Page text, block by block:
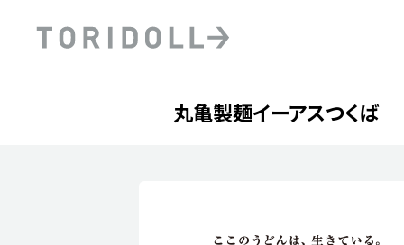
PRニュース
中長期経営計画
ライブラリ
丸亀製麺イーアスつくば